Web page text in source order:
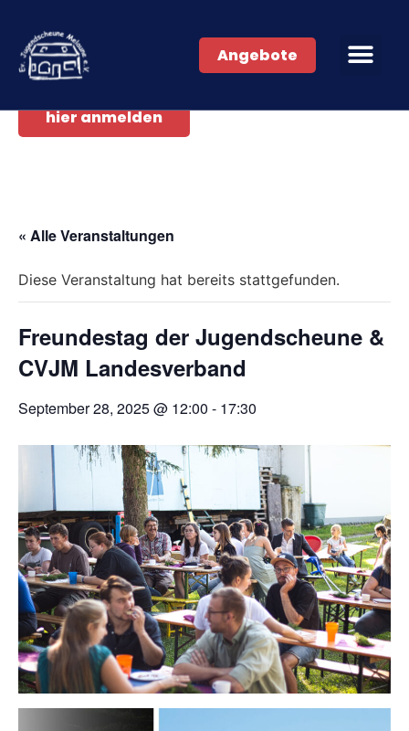
Angebote
hier anmelden
« Alle Veranstaltungen
Diese Veranstaltung hat bereits stattgefunden.
Freundestag der Jugendscheune &
CVJM Landesverband
September 28, 2025 @ 12:00 - 17:30